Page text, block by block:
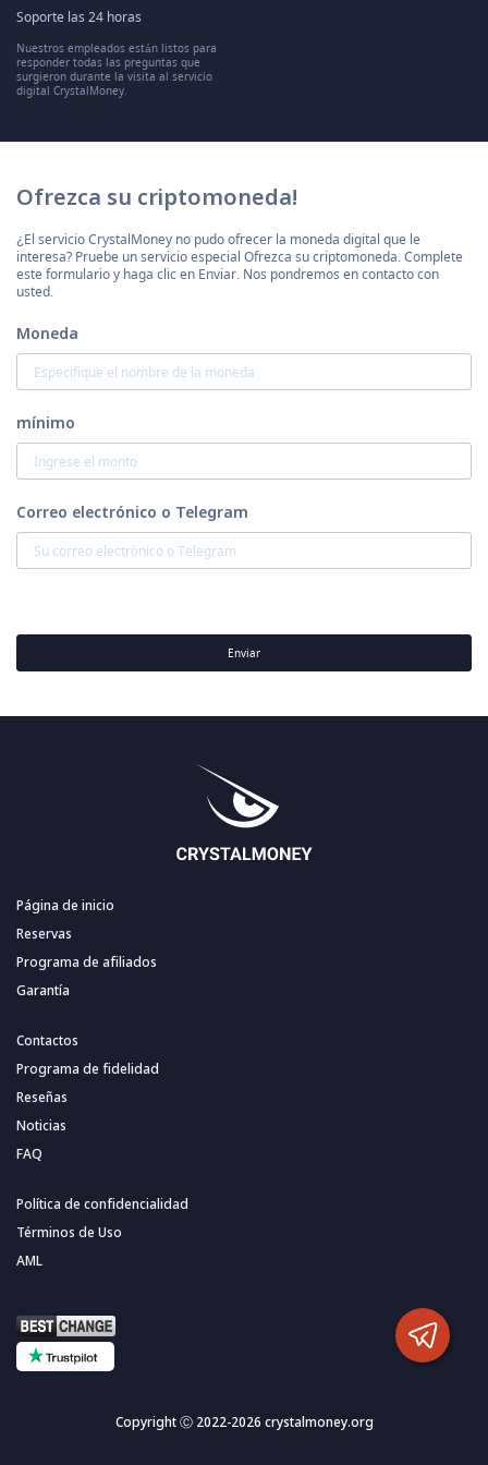
Soporte las 24 horas
Nuestros empleados están listos para
responder todas las preguntas que
surgieron durante la visita al servicio
digital CrystalMoney.
Ofrezca su criptomoneda!
¿El servicio CrystalMoney no pudo ofrecer la moneda digital que le
interesa? Pruebe un servicio especial Ofrezca su criptomoneda. Complete
este formulario y haga clic en Enviar. Nos pondremos en contacto con
usted.
Moneda
mínimo
Correo electrónico o Telegram
Enviar
Página de inicio
Reservas
Programa de afiliados
Garantía
Contactos
Programa de fidelidad
Reseñas
Noticias
FAQ
Política de confidencialidad
Términos de Uso
AML
Copyright Ⓒ 2022-2026 crystalmoney.org